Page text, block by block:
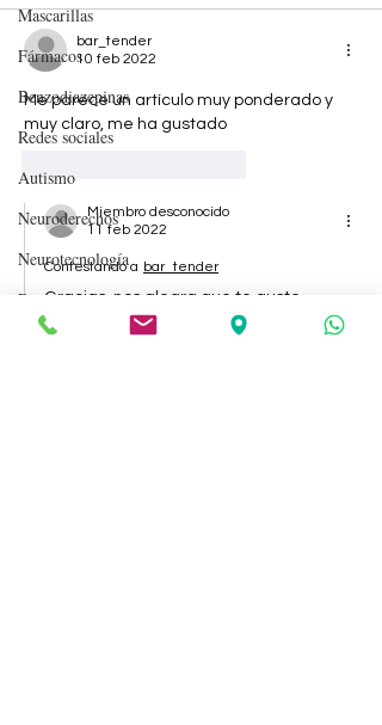
Mascarillas
Fármacos
Benzodiazepinas
Redes sociales
Autismo
Neuroderechos
Neurotecnología
Dependencia emocional
Alvaro Sánchez
bar_tender
10 feb 2022
Me parece un artículo muy ponderado y
muy claro, me ha gustado
Miembro desconocido
11 feb 2022
Contestando a bar_tender
Gracias, nos alegra que te guste.